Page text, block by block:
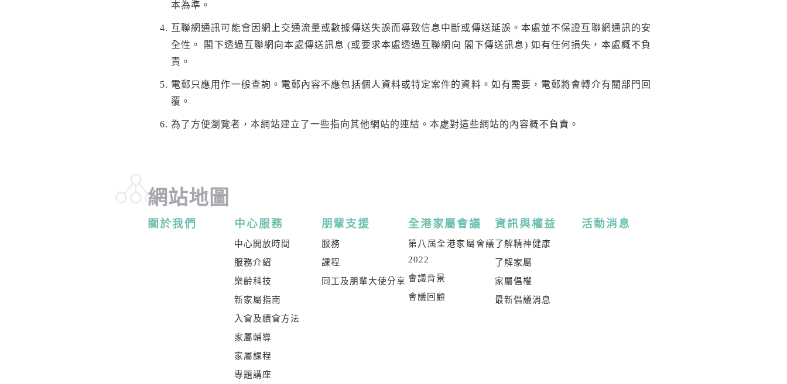
本為準。
互聯網通訊可能會因網上交通流量或數據傳送失誤而導致信息中斷或傳送延誤。本處並不保證互聯網通訊的安
全性。 閣下透過互聯網向本處傳送訊息 (或要求本處透過互聯網向 閣下傳送訊息) 如有任何損失，本處概不負
責。
電郵只應用作一般查詢。電郵內容不應包括個人資料或特定案件的資料。如有需要，電郵將會轉介有關部門回
覆。
為了方便瀏覽者，本網站建立了一些指向其他網站的連結。本處對這些網站的內容概不負責。
網站地圖
關於我們 中心服務
中心開放時間
服務介紹
樂齡科技
新家屬指南
入會及續會方法
家屬輔導
家屬課程
專題講座
朋輩支援
服務
課程
同工及朋輩大使分享
全港家屬會議
第八屆全港家屬會議
2022
會議背景
會議回顧
資訊與權益
了解精神健康
了解家屬
家屬倡權
最新倡議消息
活動消息